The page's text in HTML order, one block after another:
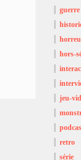
guerre
hors-
jeu-
retro
série